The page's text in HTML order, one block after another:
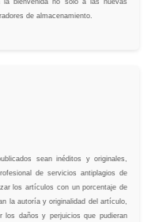
la bienvenida no sólo a las nuevas
de almacenamiento.
sean inéditos y originales,
de servicios antiplagios de
los artículos con un porcentaje de
la autoría y originalidad del artículo,
los daños y perjuicios que pudieran